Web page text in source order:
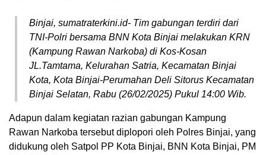
Binjai, sumatraterkini.id- Tim gabungan terdiri dari
TNI-Polri bersama BNN Kota Binjai melakukan KRN
(Kampung Rawan Narkoba) di Kos-Kosan
JL.Tamtama, Kelurahan Satria, Kecamatan Binjai
Kota, Kota Binjai-Perumahan Deli Sitorus Kecamatan
Binjai Selatan, Rabu (26/02/2025) Pukul 14:00 Wib.
Adapun dalam kegiatan razian gabungan Kampung
Rawan Narkoba tersebut diplopori oleh Polres Binjai, yang
didukung oleh Satpol PP Kota Binjai, BNN Kota Binjai, PM